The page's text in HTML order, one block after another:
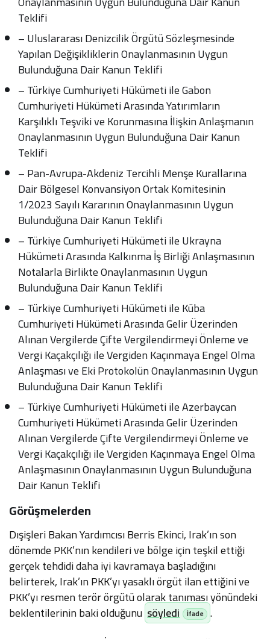
Teklifi
– Uluslararası Denizcilik Örgütü Sözleşmesinde
Yapılan Değişikliklerin Onaylanmasının Uygun
Bulunduğuna Dair Kanun Teklifi
– Türkiye Cumhuriyeti Hükümeti ile Gabon
Cumhuriyeti Hükümeti Arasında Yatırımların
Karşılıklı Teşviki ve Korunmasına İlişkin Anlaşmanın
Onaylanmasının Uygun Bulunduğuna Dair Kanun
Teklifi
– Pan-Avrupa-Akdeniz Tercihli Menşe Kurallarına
Dair Bölgesel Konvansiyon Ortak Komitesinin
1/2023 Sayılı Kararının Onaylanmasının Uygun
Bulunduğuna Dair Kanun Teklifi
– Türkiye Cumhuriyeti Hükümeti ile Ukrayna
Hükümeti Arasında Kalkınma İş Birliği Anlaşmasının
Notalarla Birlikte Onaylanmasının Uygun
Bulunduğuna Dair Kanun Teklifi
– Türkiye Cumhuriyeti Hükümeti ile Küba
Cumhuriyeti Hükümeti Arasında Gelir Üzerinden
Alınan Vergilerde Çifte Vergilendirmeyi Önleme ve
Vergi Kaçakçılığı ile Vergiden Kaçınmaya Engel Olma
Anlaşması ve Eki Protokolün Onaylanmasının Uygun
Bulunduğuna Dair Kanun Teklifi
– Türkiye Cumhuriyeti Hükümeti ile Azerbaycan
Cumhuriyeti Hükümeti Arasında Gelir Üzerinden
Alınan Vergilerde Çifte Vergilendirmeyi Önleme ve
Vergi Kaçakçılığı ile Vergiden Kaçınmaya Engel Olma
Anlaşmasının Onaylanmasının Uygun Bulunduğuna
Dair Kanun Teklifi
Görüşmelerden
Dışişleri Bakan Yardımcısı Berris Ekinci, Irak’ın son
dönemde PKK’nın kendileri ve bölge için teşkil ettiği
gerçek tehdidi daha iyi kavramaya başladığını
belirterek, Irak’ın PKK’yı yasaklı örgüt ilan ettiğini ve
PKK’yı resmen terör örgütü olarak tanıması yönündeki
beklentilerinin baki olduğunu söyledi
.